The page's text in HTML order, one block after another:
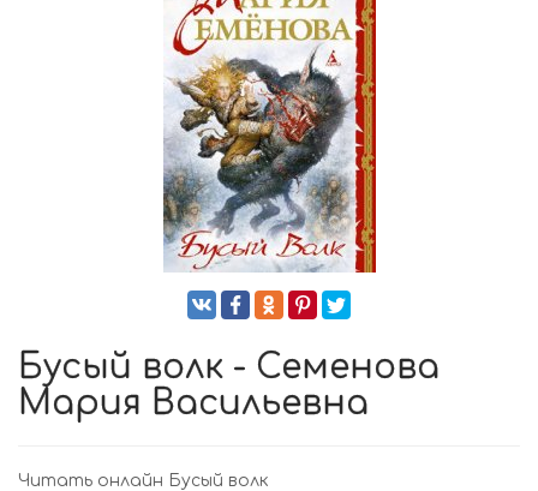
Бусый волк - Семенова
Мария Васильевна
Читать онлайн Бусый волк